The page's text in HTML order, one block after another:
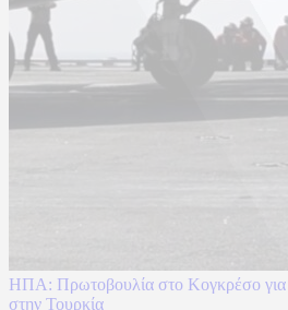
ΗΠΑ: Πρωτοβουλία στο Κογκρέσο
στην Τουρκία